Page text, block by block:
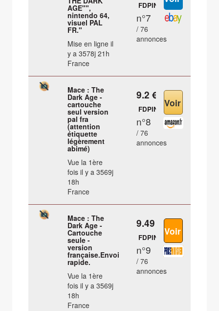
AGE"",
nintendo 64,
visuel PAL
FR."
Mise en ligne il
y a 3578j 21h
France
FDPIN
n°7
/ 76
annonces
Mace : The
Dark Age -
cartouche
seul version
pal fra
(attention
étiquette
légèrement
abimé)
Vue la 1ère
fois il y a 3569j
18h
France
9.2 €
FDPIN
n°8
/ 76
annonces
Mace : The
Dark Age -
Cartouche
seule -
version
française.Envoi
rapide.
Vue la 1ère
fois il y a 3569j
18h
France
9.49 €
FDPIN
n°9
/ 76
annonces